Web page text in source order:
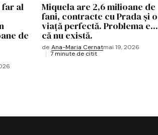
far al
de
Miquela are 2,6 milioane de
fani, contracte cu Prada și o
viață perfectă. Problema e...
că nu există.
de Ana-Maria Cernatmai 19, 2026
7 minute de citit